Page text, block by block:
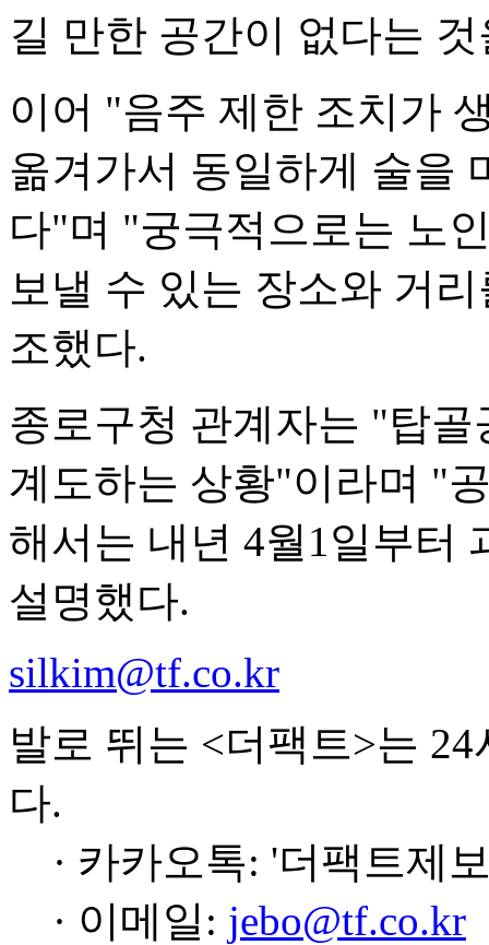
길 만한 공간이 없다는
이어 "음주 제한 조치가
옮겨가서 동일하게 술을
다"며 "궁극적으로는 노
보낼 수 있는 장소와 거
조했다.
종로구청 관계자는 "탑
계도하는 상황"이라며 "
해서는 내년 4월1일부터
설명했다.
silkim@tf.co.kr
발로 뛰는 <더팩트>는
다.
· 카카오톡: '더팩트제
· 이메일: jebo@tf.co.kr